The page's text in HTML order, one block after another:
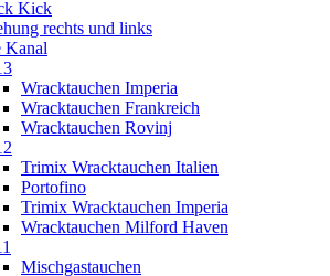
Kick
rechts und links
Kanal
Wracktauchen Imperia
Wracktauchen Frankreich
Wracktauchen Rovinj
Trimix Wracktauchen Italien
Portofino
Trimix Wracktauchen Imperia
Wracktauchen Milford Haven
Mischgastauchen